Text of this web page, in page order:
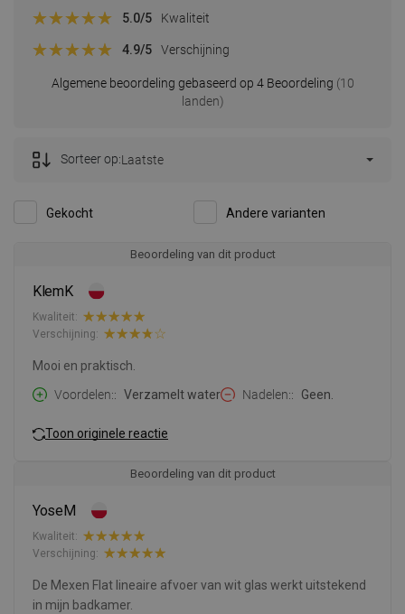
Algemene beoordeling gebaseerd op 4 Beoordeling (10
landen)
5.0/5 Kwaliteit
4.9/5 Verschijning
Gekocht Andere varianten
Sorteer op:Laatste
Beoordeling van dit product
KlemK
Kwaliteit:
Verschijning:
Mooi en praktisch.
Voordelen:
Verzamelt water Nadelen: Geen.
Toon originele reactie
Beoordeling van dit product
YoseM
Kwaliteit:
Verschijning:
De Mexen Flat lineaire afvoer van wit glas werkt uitstekend
in mijn badkamer.